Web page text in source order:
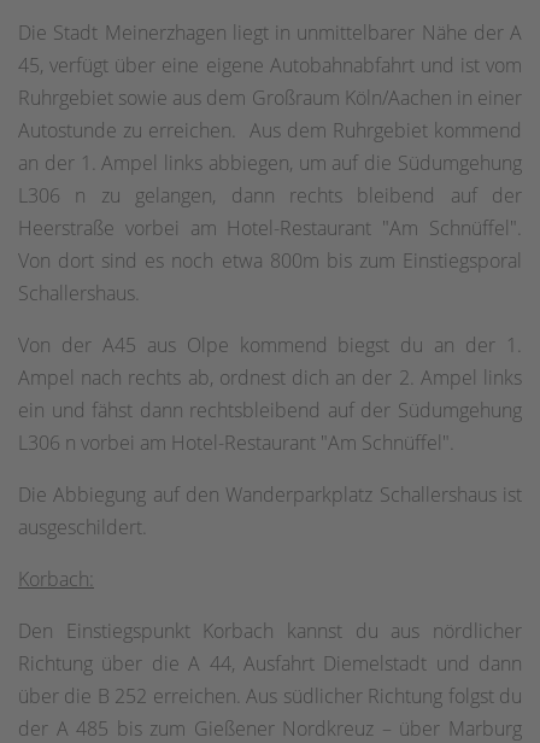
Die Stadt Meinerzhagen liegt in unmittelbarer Nähe der A
45, verfügt über eine eigene Autobahnabfahrt und ist vom
Ruhrgebiet sowie aus dem Großraum Köln/Aachen in einer
Autostunde zu erreichen. Aus dem Ruhrgebiet kommend
an der 1. Ampel links abbiegen, um auf die Südumgehung
L306 n zu gelangen, dann rechts bleibend auf der
Heerstraße vorbei am Hotel-Restaurant "Am Schnüffel".
Von dort sind es noch etwa 800m bis zum Einstiegsporal
Schallershaus.
Von der A45 aus Olpe kommend biegst du an der 1.
Ampel nach rechts ab, ordnest dich an der 2. Ampel links
ein und fähst dann rechtsbleibend auf der Südumgehung
L306 n vorbei am Hotel-Restaurant "Am Schnüffel".
Die Abbiegung auf den Wanderparkplatz Schallershaus ist
ausgeschildert.
Korbach:
Den Einstiegspunkt Korbach kannst du aus nördlicher
Richtung über die A 44, Ausfahrt Diemelstadt und dann
über die B 252 erreichen. Aus südlicher Richtung folgst du
der A 485 bis zum Gießener Nordkreuz – über Marburg